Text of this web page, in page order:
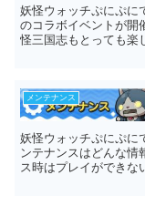
妖怪ウォッチぷにぷに
のコラボイベントが開
怪三国志もとっても楽
メンテナンス
妖怪ウォッチぷにぷに
ンテナンスはどんな情
ス時はプレイができな